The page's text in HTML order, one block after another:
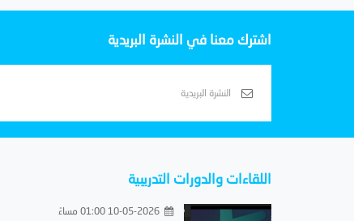
اشترك معنا في النشرة البريدية
اللقاءات والدورات التدريبية